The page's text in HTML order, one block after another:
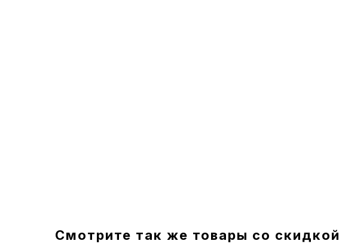
Смотрите так же товары со скидкой